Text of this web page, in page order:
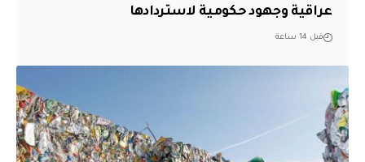
عراقية وجهود حكومية لاستردادها
قبل 14 ساعة